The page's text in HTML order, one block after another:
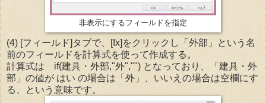
非表示にするフィールドを指定
(4) [フィールド]タブで、[fx]をクリックし「外部」という名
前のフィールドを計算式を使って作成する。
計算式は if(建具・外部,"外","") となっており、「建具・外
部」の値が はい の場合は「外」、いいえの場合は空欄にす
る、という意味です。